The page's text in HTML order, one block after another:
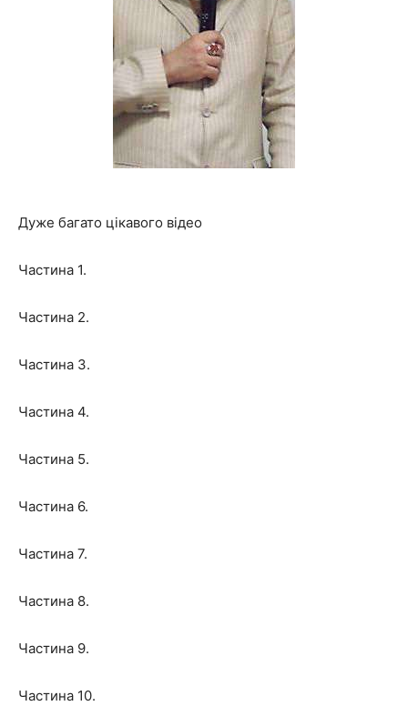
Дуже багато цікавого відео
Частина 1.
Частина 2.
Частина 3.
Частина 4.
Частина 5.
Частина 6.
Частина 7.
Частина 8.
Частина 9.
Частина 10.